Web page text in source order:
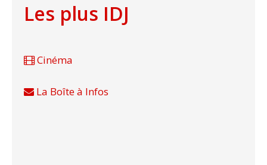
Les plus IDJ
Cinéma
La Boîte à Infos